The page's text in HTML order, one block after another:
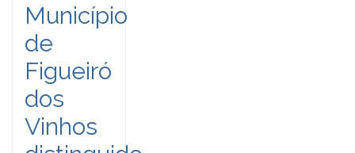
Município
de
Figueiró
dos
Vinhos